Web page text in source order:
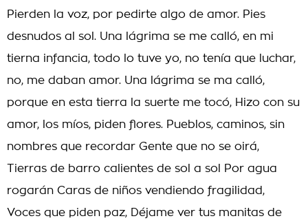
Pierden la voz, por pedirte algo de amor. Pies
desnudos al sol. Una lágrima se me calló, en mi
tierna infancia, todo lo tuve yo, no tenía que luchar,
no, me daban amor. Una lágrima se ma calló,
porque en esta tierra la suerte me tocó, Hizo con su
amor, los míos, piden flores. Pueblos, caminos, sin
nombres que recordar Gente que no se oirá,
Tierras de barro calientes de sol a sol Por agua
rogarán Caras de niños vendiendo fragilidad,
Voces que piden paz, Déjame ver tus manitas de